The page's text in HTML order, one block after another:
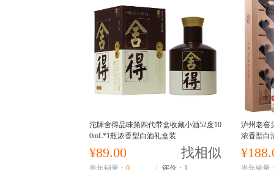
沱牌舍得品味第四代带盒收藏小酒52度10
0mL*1瓶浓香型白酒礼盒装
¥89.00 找相似
半年销量： 0 评价：1
泸州老窖
浓香型白
半年销量